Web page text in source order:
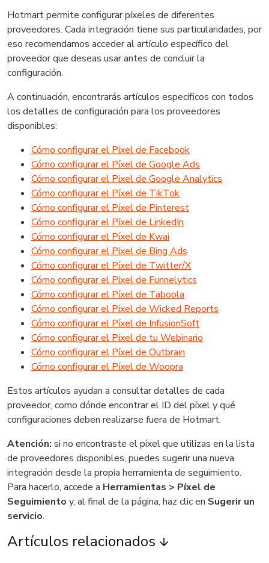
Hotmart permite configurar píxeles de diferentes
proveedores. Cada integración tiene sus particularidades, por
eso recomendamos acceder al artículo específico del
proveedor que deseas usar antes de concluir la
configuración.
A continuación, encontrarás artículos específicos con todos
los detalles de configuración para los proveedores
disponibles:
Cómo configurar el Píxel de Facebook
Cómo configurar el Píxel de Google Ads
Cómo configurar el Píxel de Google Analytics
Cómo configurar el Píxel de TikTok
Cómo configurar el Píxel de Pinterest
Cómo configurar el Píxel de LinkedIn
Cómo configurar el Píxel de Kwai
Cómo configurar el Píxel de Bing Ads
Cómo configurar el Píxel de Twitter/X
Cómo configurar el Píxel de Funnelytics
Cómo configurar el Píxel de Taboola
Cómo configurar el Píxel de Wicked Reports
Cómo configurar el Píxel de InfusionSoft
Cómo configurar el Píxel de tu Webinario
Cómo configurar el Píxel de Outbrain
Cómo configurar el Píxel de Woopra
Estos artículos ayudan a consultar detalles de cada
proveedor, como dónde encontrar el ID del píxel y qué
configuraciones deben realizarse fuera de Hotmart.
Atención: si no encontraste el píxel que utilizas en la lista
de proveedores disponibles, puedes sugerir una nueva
integración desde la propia herramienta de seguimiento.
Para hacerlo, accede a Herramientas > Píxel de
Seguimiento y, al final de la página, haz clic en Sugerir un
servicio.
Artículos relacionados